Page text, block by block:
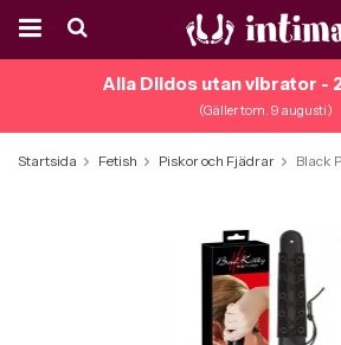
Alla Dildos utan vibrator -
(Gäller tom. 9 augusti)
Startsida Fetish Piskor och Fjädrar Black